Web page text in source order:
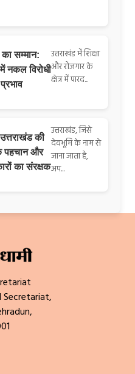
सम्मान:
नकल विरोधी
उत्तराखंड में शिक्षा
और रोजगार के
क्षेत्र में पारद...
की
पहचान और
का संरक्षक
उत्तराखंड, जिसे
देवभूमि के नाम से
जाना जाता है,
अप...
Secretariat,